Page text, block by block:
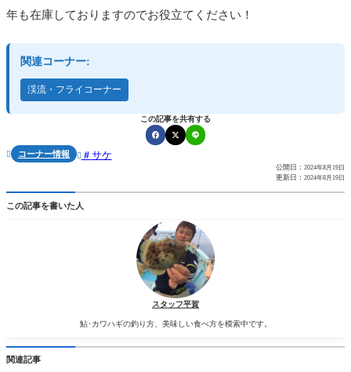
年も在庫しておりますのでお役立てください！
関連コーナー:
渓流・フライコーナー
この記事を共有する
 コーナー情報  サケ
公開日： 2024年8月19日
更新日： 2024年8月19日
この記事を書いた人
スタッフ平賀
鮎･カワハギの釣り方、美味しい食べ方を模索中です。
関連記事